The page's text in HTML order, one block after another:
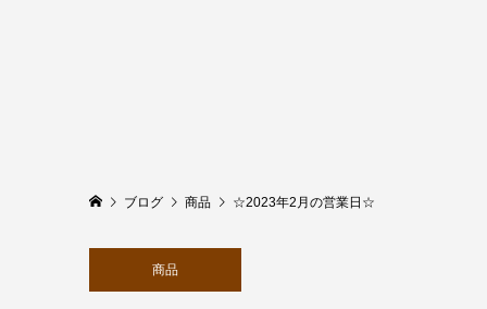
ブログ 商品 ☆2023年2月の営業日☆
商品